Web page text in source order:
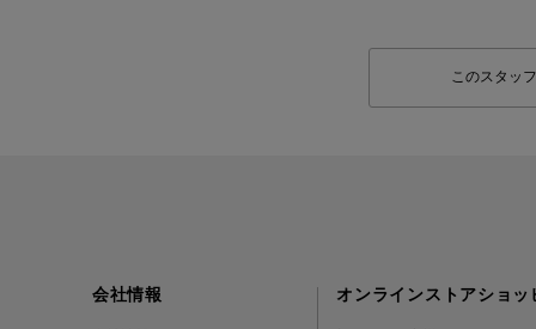
このスタッ
会社情報 オンラインストアショッ